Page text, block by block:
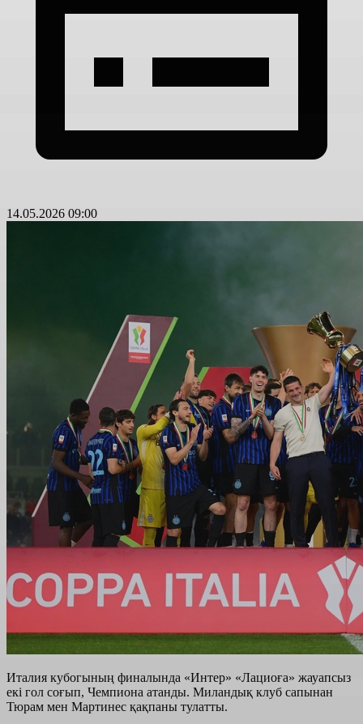
14.05.2026 09:00
Италия кубогының финалында «Интер» «Лациоға» жауапсыз
екі гол соғып, Чемпиона атанды. Миландық клуб сапынан
Тюрам мен Мартинес қақпаны тулатты.